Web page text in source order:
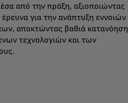
από την πράξη, αξιοποιώντας
για την ανάπτυξη εννοιών
αποκτώντας βαθιά κατανόηση
τεχνολογιών και των